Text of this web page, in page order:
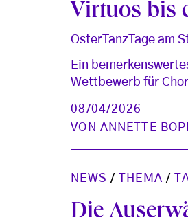
Virtuos bis
OsterTanzTage am
Ein
Wettbewerb für
08/04/2026
VON ANNETTE
NEWS / THEMA /